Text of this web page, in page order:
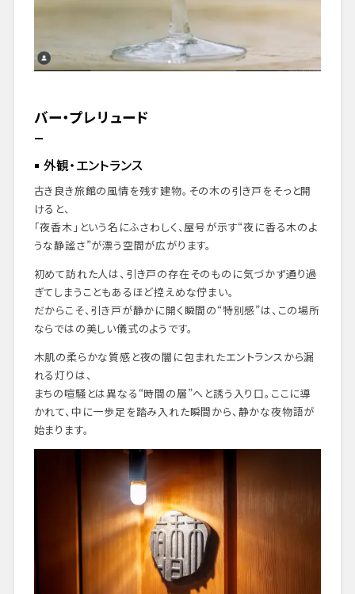
バー・プレリュード
外観・エントランス
古き良き旅館の風情を残す建物。その木の引き戸をそっと開
けると、
「夜香木」という名にふさわしく、屋号が示す“夜に香る木のよ
うな静謐さ”が漂う空間が広がります。
初めて訪れた人は、引き戸の存在そのものに気づかず通り過
ぎてしまうこともあるほど控えめな佇まい。
だからこそ、引き戸が静かに開く瞬間の“特別感”は、この場所
ならではの美しい儀式のようです。
木肌の柔らかな質感と夜の闇に包まれたエントランスから漏
れる灯りは、
まちの喧騒とは異なる“時間の層”へと誘う入り口。ここに導
かれて、中に一歩足を踏み入れた瞬間から、静かな夜物語が
始まります。